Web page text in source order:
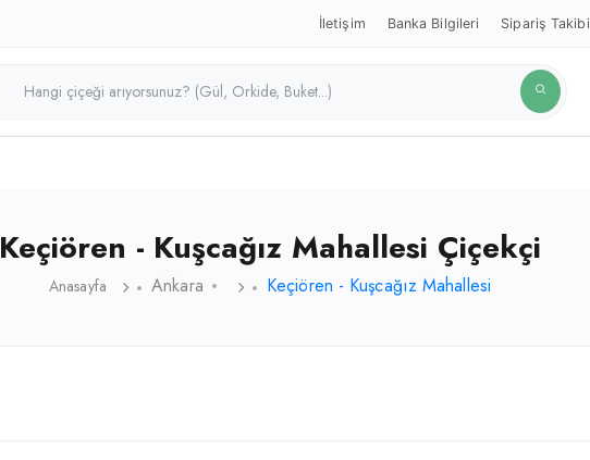
İletişim Banka Bilgileri Sipariş Takibi
Keçiören - Kuşcağız Mahallesi Çiçekçi
Anasayfa Ankara Keçiören - Kuşcağız Mahallesi